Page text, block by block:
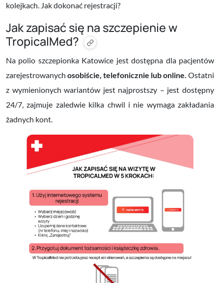
kolejkach. Jak dokonać rejestracji?
Jak zapisać się na szczepienie w
TropicalMed?
Na polio szczepionka Katowice jest dostępna dla pacjentów
zarejestrowanych osobiście, telefonicznie lub online. Ostatni
z wymienionych wariantów jest najprostszy – jest dostępny
24/7, zajmuje zaledwie kilka chwil i nie wymaga zakładania
żadnych kont.